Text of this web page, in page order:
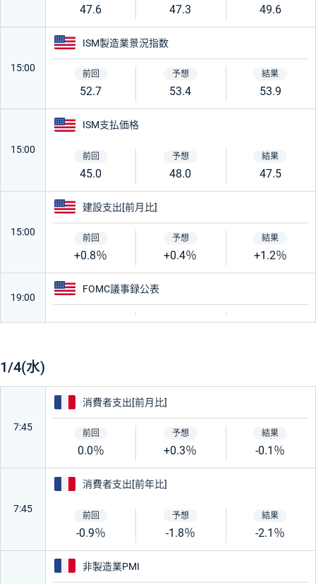
47.6 47.3 49.6
15:00
アメリカ
ISM製造業景況指数
52.7 53.4 53.9
15:00
アメリカ
ISM支払価格
45.0 48.0 47.5
15:00
アメリカ
建設支出[前月比]
+0.8％ +0.4％ +1.2％
19:00
アメリカ
FOMC議事録公表
1/4(水)
7:45
フランス
消費者支出[前月比]
0.0％ +0.3％ -0.1％
7:45
フランス
消費者支出[前年比]
-0.9％ -1.8％ -2.1％
フランス
非製造業PMI